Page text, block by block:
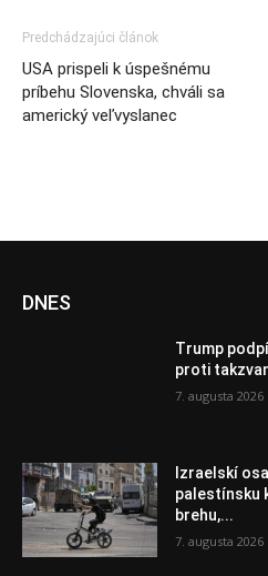
Predchádzajúci článok
USA prispeli k úspešnému
príbehu Slovenska, chváli sa
americký veľvyslanec
DNES
Trump
proti
7. augusta 2026
Izraelskí
palestínsku
brehu,...
7. augusta 2026